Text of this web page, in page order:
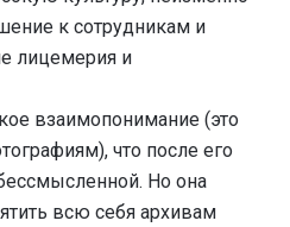
к сотрудникам и
лицемерия и
взаимопонимание (это
что после его
Но она
всю себя архивам